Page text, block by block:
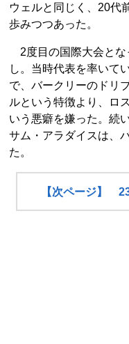
ウェルと同じく、20代
歩みつつあった。
2度目の国際大会とな
し。当時代表を率いて
で、バークリーのドリ
ルという特徴より、ロ
いう悪癖を嫌った。続
サム・アラダイスは、
た。
【次ページ】